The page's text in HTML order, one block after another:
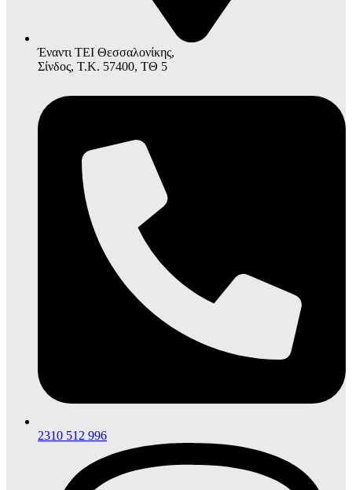
Έναντι ΤΕΙ Θεσσαλονίκης,
Σίνδος, Τ.Κ. 57400, ΤΘ 5
2310 512 996